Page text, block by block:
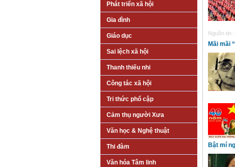
Phát triển xã hội
Gia đình
Giáo dục
Sai lệch xã hội
Thanh thiếu nhi
Công tác xã hội
Tri thức phổ cập
Cảm thụ người Xưa
Văn học & Nghệ thuật
Thi đàm
Văn hóa Tâm linh
Nguồn tin :
Mãi mãi
Bật mí